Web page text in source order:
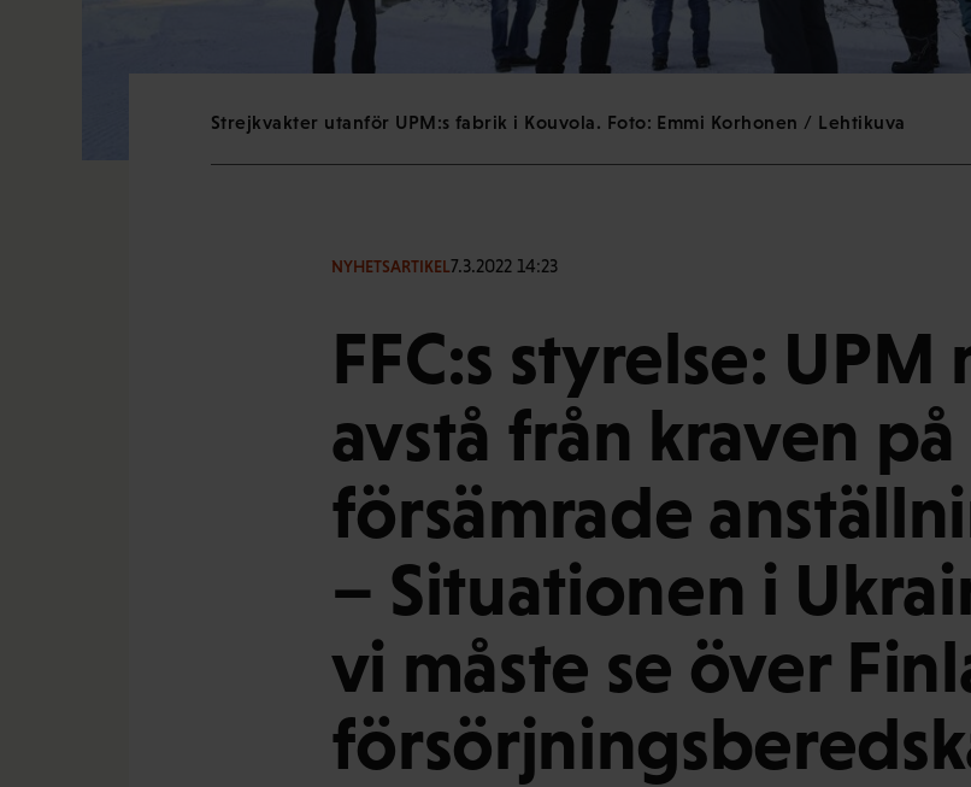
Strejkvakter utanför UPM:s fabrik i Kouvola. Foto: Emmi Korhonen / Lehtikuva
NYHETSARTIKEL7.3.2022 14:23
FFC:s styrelse: UPM
avstå från kraven på
försämrade
– Situationen i
vi måste se över